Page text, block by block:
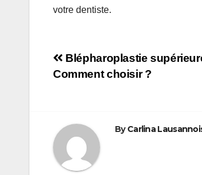
votre dentiste.
Navigation
Blépharoplastie
Comment choisir ?
ByCarlina